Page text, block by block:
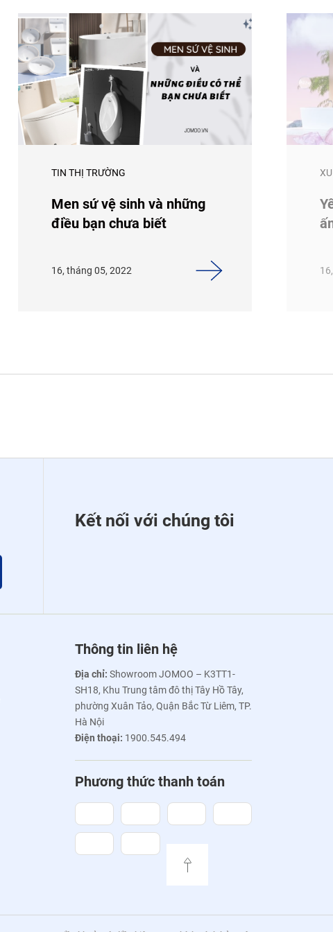
TIN THỊ TRƯỜNG
Men sứ vệ sinh và những
điều bạn chưa biết
16, tháng 05, 2022
Kết nối với chúng tôi
Thông tin liên hệ
Địa chỉ: Showroom JOMOO – K3TT1-
SH18, Khu Trung tâm đô thị Tây Hồ Tây,
phường Xuân Tảo, Quận Bắc Từ Liêm, TP.
Hà Nội
Điện thoại: 1900.545.494
Phương thức thanh toán